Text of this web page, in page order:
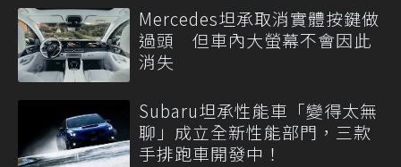
Mercedes坦承取消實體按鍵做
過頭 但車內大螢幕不會因此
消失
Subaru坦承性能車「變得太無
聊」成立全新性能部門，三款
手排跑車開發中！